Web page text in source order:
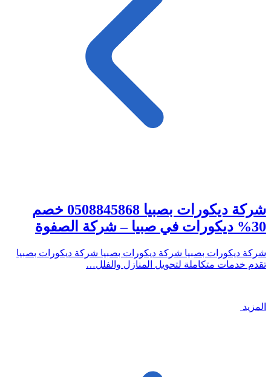
شركة ديكورات بصبيا 0508845868 خصم
30% ديكورات في صبيا – شركة الصفوة
شركة ديكورات بصبيا شركة ديكورات بصبيا شركة ديكورات بصبيا
تقدم خدمات متكاملة لتحويل المنازل والفلل…
المزيد